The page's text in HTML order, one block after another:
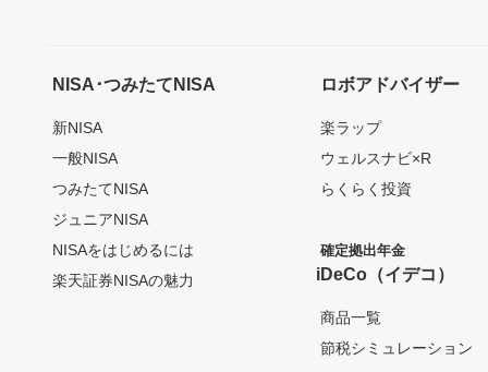
NISA･つみたてNISA
新NISA
一般NISA
つみたてNISA
ジュニアNISA
NISAをはじめるには
楽天証券NISAの魅力
ロボアドバイザー
楽ラップ
ウェルスナビ×R
らくらく投資
確定拠出年金
iDeCo（イデコ）
商品一覧
節税シミュレーション